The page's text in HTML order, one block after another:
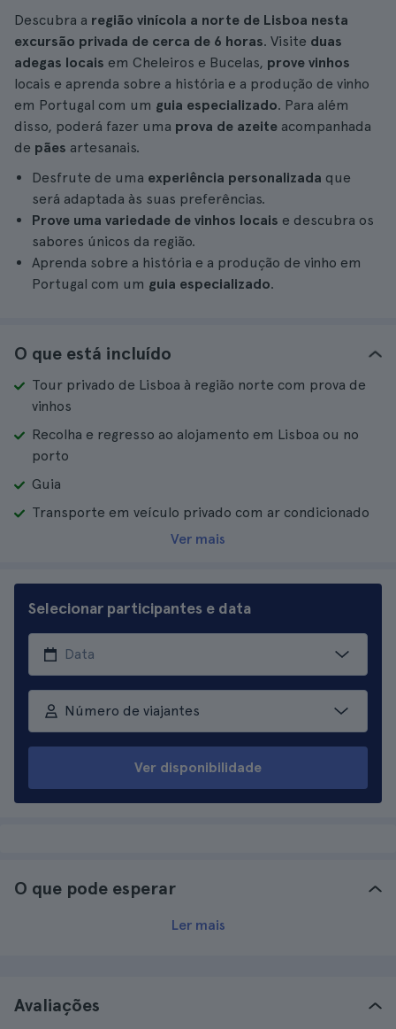
Descubra a região vinícola a norte de Lisboa nesta
excursão privada de cerca de 6 horas. Visite duas
adegas locais em Cheleiros e Bucelas, prove vinhos
locais e aprenda sobre a história e a produção de vinho
em Portugal com um guia especializado. Para além
disso, poderá fazer uma prova de azeite acompanhada
de pães artesanais.
Desfrute de uma experiência personalizada que
será adaptada às suas preferências.
Prove uma variedade de vinhos locais e descubra os
sabores únicos da região.
Aprenda sobre a história e a produção de vinho em
Portugal com um guia especializado.
O que está incluído
Tour privado de Lisboa à região norte com prova de
vinhos
Recolha e regresso ao alojamento em Lisboa ou no
porto
Guia
Transporte em veículo privado com ar condicionado
Ver mais
Selecionar participantes e data
Número de viajantes
Ver disponibilidade
O que pode esperar
Ler mais
Avaliações